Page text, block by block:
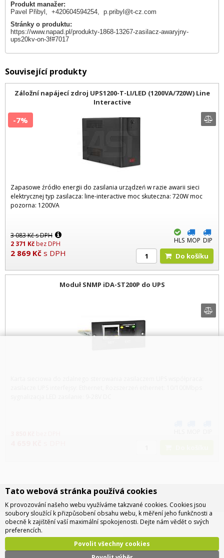
Produkt manažer:
Pavel Přibyl, +420604594254, p.pribyl@t-cz.com
Stránky o produktu:
https://www.napad.pl/produkty-1868-13267-zasilacz-awaryjny-
ups20kv-on-3f#7017
Související produkty
Záložní napájecí zdroj UPS1200-T-LI/LED (1200VA/720W) Line
Interactive
Zapasowe źródło energii do zasilania urządzeń w razie awarii sieci
elektrycznej typ zasilacza: line-interactive moc skuteczna: 720W moc
pozorna: 1200VA
3 083Kčs DPH
2 371 Kčbez DPH
2 869 Kč s DPH
-7%
HLS MOP DIP
Do košíku
Moduł SNMP iDA-ST200P do UPS
Infolinka: +420 734 310 460
Reklamační oddělení: +420 606 167 349
O společnosti
Tato webová stránka používá cookies
K provozování našeho webu využíváme takzvané cookies. Cookies jsou
soubory sloužící k přizpůsobení obsahu webu, k měření jeho funkčnosti a
obecně k zajištění vaší maximální spokojenosti. Dejte nám vědět o svých
preferencích.
Povolit všechny cookies